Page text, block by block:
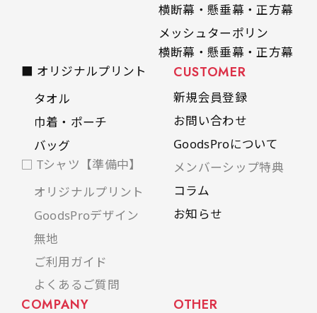
横断幕・懸垂幕・正方幕
メッシュターポリン
横断幕・懸垂幕・正方幕
■ オリジナルプリント
タオル
巾着・ポーチ
バッグ
□ Tシャツ【準備中】
オリジナルプリント
GoodsProデザイン
無地
ご利用ガイド
よくあるご質問
CUSTOMER
新規会員登録
お問い合わせ
GoodsProについて
メンバーシップ特典
コラム
お知らせ
COMPANY OTHER